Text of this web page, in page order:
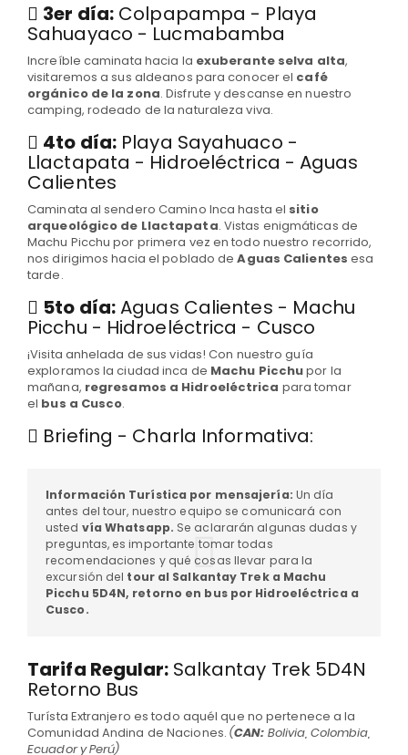
3er día: Colpapampa - Playa
Sahuayaco - Lucmabamba
Increíble caminata hacia la exuberante selva alta,
visitaremos a sus aldeanos para conocer el café
orgánico de la zona. Disfrute y descanse en nuestro
camping, rodeado de la naturaleza viva.
4to día: Playa Sayahuaco -
Llactapata - Hidroeléctrica - Aguas
Calientes
Caminata al sendero Camino Inca hasta el sitio
arqueológico de Llactapata. Vistas enigmáticas de
Machu Picchu por primera vez en todo nuestro recorrido,
nos dirigimos hacia el poblado de Aguas Calientes esa
tarde.
5to día:Aguas Calientes - Machu
Picchu - Hidroeléctrica - Cusco
¡Visita anhelada de sus vidas! Con nuestro guía
exploramos la ciudad inca de Machu Picchupor la
mañana, regresamos a Hidroeléctrica para tomar
el bus a Cusco.
Briefing - Charla Informativa:
Información Turística por mensajería: Un día
antes del tour, nuestro equipo se comunicará con
usted vía Whatsapp. Se aclararán algunas dudas y
preguntas, es importante tomar todas
recomendaciones y qué cosas llevar para la
excursión del tour al Salkantay Trek a Machu
Picchu 5D4N, retorno en bus por Hidroeléctrica a
Cusco.
Tarifa Regular: Salkantay Trek 5D4N
Retorno Bus
Turísta Extranjero es todo aquél que no pertenece a la
Comunidad Andina de Naciones. (CAN: Bolivia, Colombia,
Ecuador y Perú)